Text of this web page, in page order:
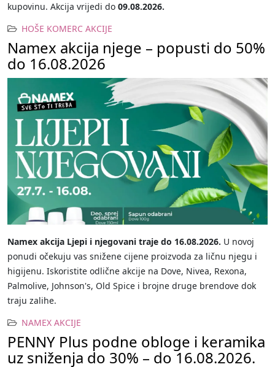
kupovinu. Akcija vrijedi do 09.08.2026.
HOŠE KOMERC AKCIJE
Namex akcija njege – popusti do 50%
do 16.08.2026
Namex akcija Ljepi i njegovani traje do 16.08.2026. U novoj
ponudi očekuju vas snižene cijene proizvoda za ličnu njegu i
higijenu. Iskoristite odlične akcije na Dove, Nivea, Rexona,
Palmolive, Johnson's, Old Spice i brojne druge brendove dok
traju zalihe.
NAMEX AKCIJE
PENNY Plus podne obloge i keramika
uz sniženja do 30% – do 16.08.2026.